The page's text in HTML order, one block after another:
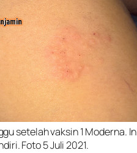
setelah vaksin 1 Moderna.
Foto 5 Juli 2021.